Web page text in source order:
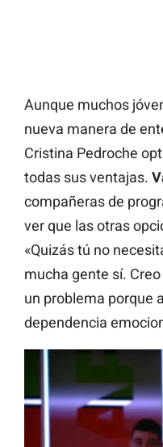
Aunque muchos
nueva manera de
Cristina Pedroche
todas sus ventajas.
compañeras de
ver que las otras
«Quizás tú no
mucha gente sí.
un problema porque
dependencia